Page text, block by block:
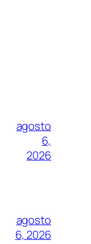
agosto
6,
2026
agosto
6, 2026